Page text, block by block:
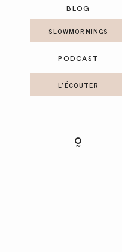
BLOG
SLOWMORNINGS
PODCAST
L'ÉCOUTER